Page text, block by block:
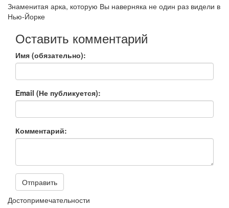
Знаменитая арка, которую Вы наверняка не один раз видели в
Нью-Йорке
Оставить комментарий
Имя (обязательно):
Email (Не публикуется):
Комментарий:
Отправить
Достопримечательности